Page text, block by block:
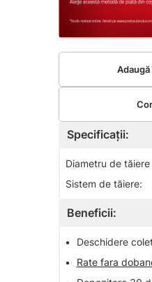
Specificații:
Diametru de
Sistem de tăiere:
Beneficii:
•
Deschidere
•
Rate fara